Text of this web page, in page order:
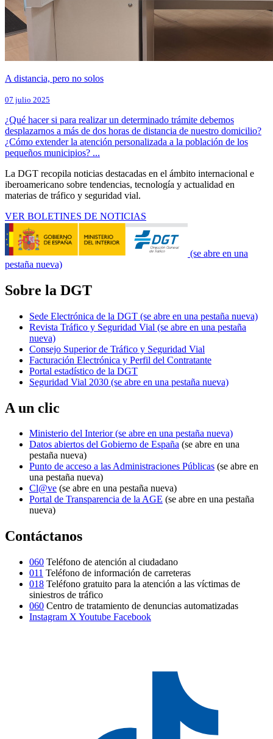
A distancia, pero no solos
07 julio 2025
¿Qué hacer si para realizar un determinado trámite debemos
desplazarnos a más de dos horas de distancia de nuestro domicilio?
¿Cómo extender la atención personalizada a la población de los
pequeños municipios? ...
La DGT recopila noticias destacadas en el ámbito internacional e
iberoamericano sobre tendencias, tecnología y actualidad en
materias de tráfico y seguridad vial.
VER BOLETINES DE NOTICIAS
(se abre en una
pestaña nueva)
Sobre la DGT
Sede Electrónica de la DGT (se abre en una pestaña nueva)
Revista Tráfico y Seguridad Vial (se abre en una pestaña
nueva)
Consejo Superior de Tráfico y Seguridad Vial
Facturación Electrónica y Perfil del Contratante
Portal estadístico de la DGT
Seguridad Vial 2030 (se abre en una pestaña nueva)
A un clic
Ministerio del Interior(se abre en una pestaña nueva)
Datos abiertos del Gobierno de España (se abre en una
pestaña nueva)
Punto de acceso a las Administraciones Públicas (se abre en
una pestaña nueva)
Cl@ve (se abre en una pestaña nueva)
Portal de Transparencia de la AGE (se abre en una pestaña
nueva)
Contáctanos
060 Teléfono de atención al ciudadano
011 Teléfono de información de carreteras
018 Teléfono gratuito para la atención a las víctimas de
siniestros de tráfico
060 Centro de tratamiento de denuncias automatizadas
Instagram X Youtube Facebook